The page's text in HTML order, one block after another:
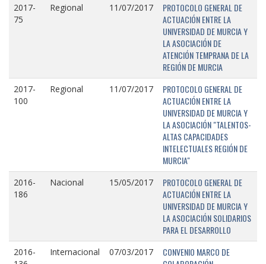
2017-
75
Regional 11/07/2017
PROTOCOLO GENERAL DE
ACTUACIÓN ENTRE LA
UNIVERSIDAD DE MURCIA Y
LA ASOCIACIÓN DE
ATENCIÓN TEMPRANA DE LA
REGIÓN DE MURCIA
2017-
100
Regional 11/07/2017
PROTOCOLO GENERAL DE
ACTUACIÓN ENTRE LA
UNIVERSIDAD DE MURCIA Y
LA ASOCIACIÓN "TALENTOS-
ALTAS CAPACIDADES
INTELECTUALES REGIÓN DE
MURCIA"
2016-
186
Nacional 15/05/2017
PROTOCOLO GENERAL DE
ACTUACIÓN ENTRE LA
UNIVERSIDAD DE MURCIA Y
LA ASOCIACIÓN SOLIDARIOS
PARA EL DESARROLLO
2016-
Internacional 07/03/2017
CONVENIO MARCO DE